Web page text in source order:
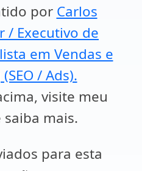
por Carlos
/ Executivo de
em Vendas e
/ Ads).
visite meu
mais.
para esta